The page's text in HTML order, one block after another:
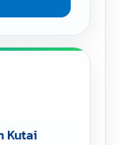
Kutai